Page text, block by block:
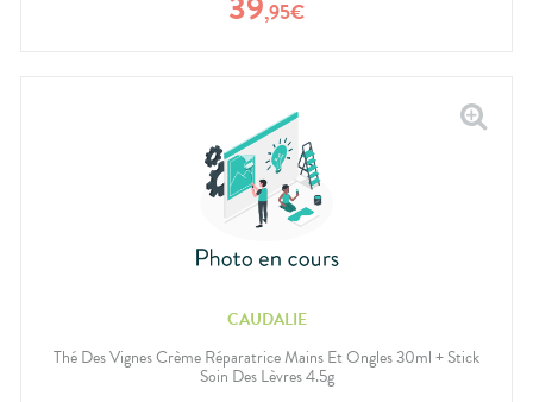
,95€
CAUDALIE
Thé Des Vignes Crème Réparatrice Mains Et Ongles 30ml + Stick
Soin Des Lèvres 4.5g